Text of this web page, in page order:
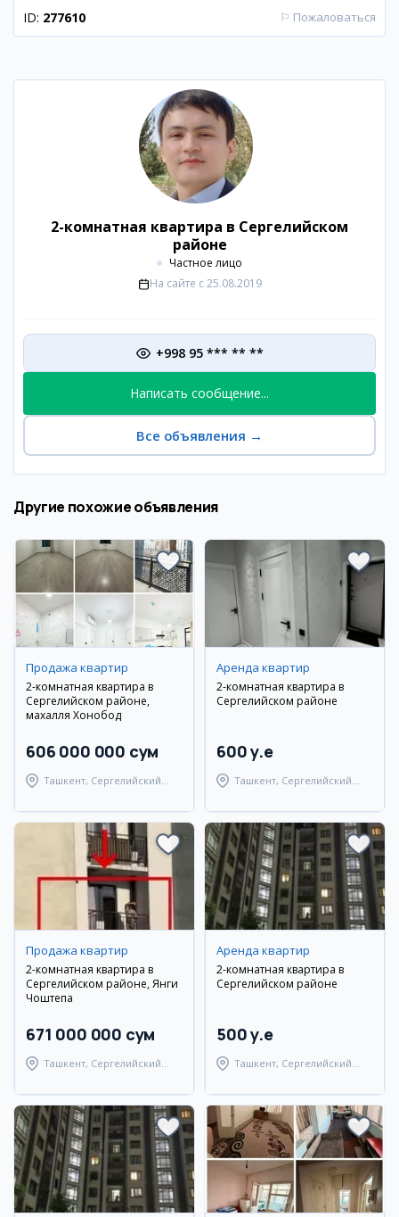
ID: 277610 ⚐ Пожаловаться
2-комнатная квартира в Сергелийском
районе
Частное лицо
На сайте с 25.08.2019
+998 95 *** ** **
Написать сообщение...
Все объявления →
Другие похожие объявления
Продажа квартир
2-комнатная квартира в
Сергелийском районе,
махалля Хонобод
606 000 000 сум
Ташкент, Сергелийский
Аренда квартир
2-комнатная квартира в
Сергелийском районе
600 y.e
Ташкент, Сергелийский
Продажа квартир
2-комнатная квартира в
Сергелийском районе, Янги
Чоштепа
671 000 000 сум
Ташкент, Сергелийский
Аренда квартир
2-комнатная квартира в
Сергелийском районе
500 y.e
Ташкент, Сергелийский